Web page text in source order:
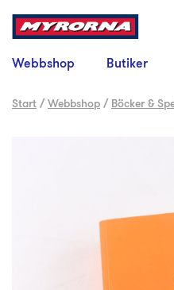
Webbshop Butiker
Start /Webbshop / Böcker &